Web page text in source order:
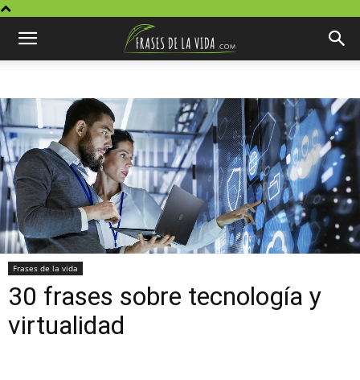
Frases de la vida
30 frases sobre tecnología y
virtualidad